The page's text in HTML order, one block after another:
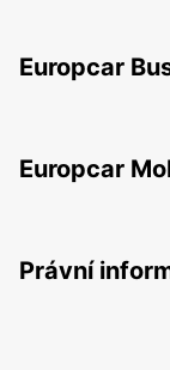
Europcar
Europcar
Právní